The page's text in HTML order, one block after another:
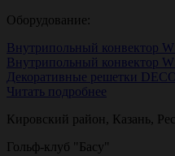
Оборудование:
Внутрипольный конвектор
Внутрипольный конвектор
Декоративные решетки
Читать подробнее
Кировский район, Казань,
Гольф-клуб "Басу"